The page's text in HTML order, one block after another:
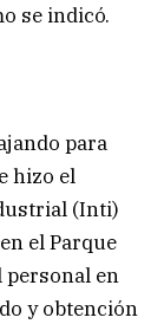
se indicó.
para
hizo el
(Inti)
el Parque
en
y obtención